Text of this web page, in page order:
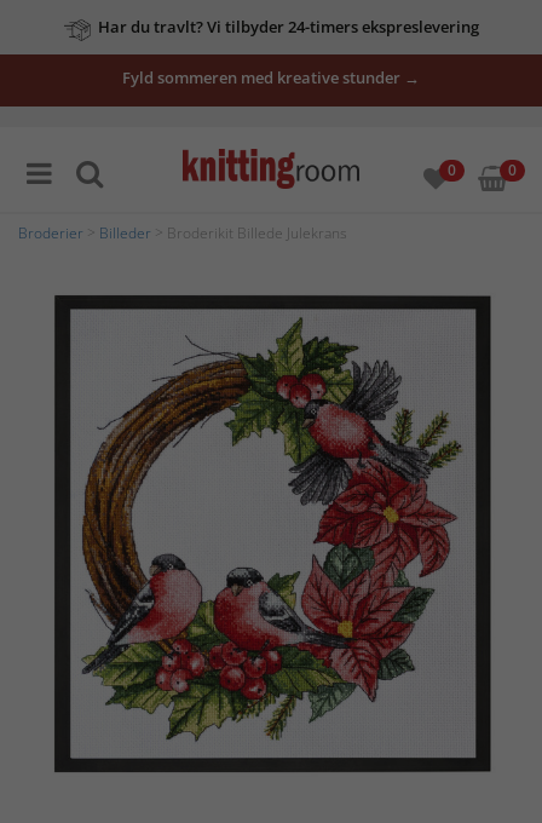
Har du travlt? Vi tilbyder 24-timers ekspreslevering
Fyld sommeren med kreative stunder →
0 0
Broderier Billeder > Broderikit Billede Julekrans